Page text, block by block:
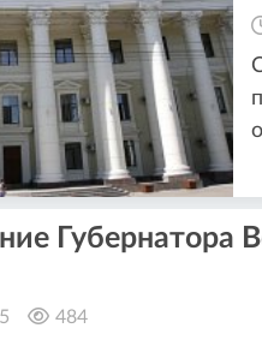
Губернатора
484